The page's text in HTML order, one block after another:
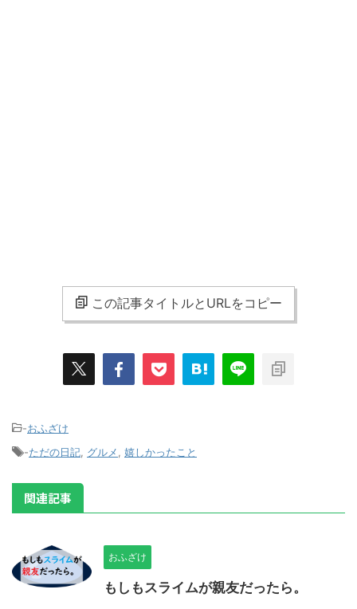
この記事タイトルとURLをコピー
-おふざけ
-ただの日記 グルメ 嬉しかったこと
関連記事
おふざけ
もしもスライムが親友だったら。